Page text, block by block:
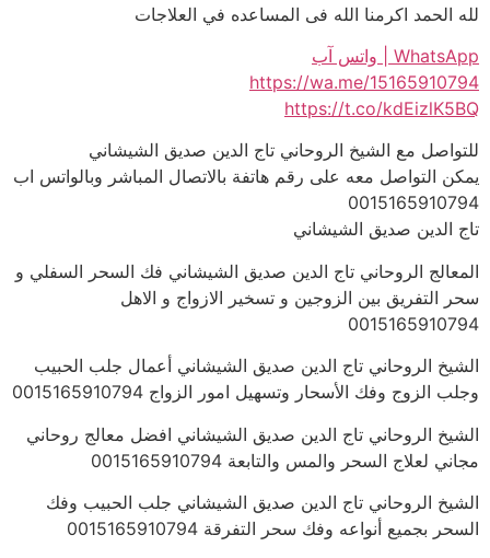
لله الحمد اكرمنا الله فى المساعده في العلاجات
WhatsApp | واتس آب
https://wa.me/15165910794
https://t.co/kdEizlK5BQ
للتواصل مع الشيخ الروحاني تاج الدين صديق الشيشاني
يمكن التواصل معه على رقم هاتفة بالاتصال المباشر وبالواتس اب
0015165910794
تاج الدين صديق الشيشاني
المعالج الروحاني تاج الدين صديق الشيشاني فك السحر السفلي و
سحر التفريق بين الزوجين و تسخير الازواج و الاهل
0015165910794
الشيخ الروحاني تاج الدين صديق الشيشاني أعمال جلب الحبيب
وجلب الزوج وفك الأسحار وتسهيل امور الزواج 0015165910794
الشيخ الروحاني تاج الدين صديق الشيشاني افضل معالج روحاني
مجاني لعلاج السحر والمس والتابعة 0015165910794
الشيخ الروحاني تاج الدين صديق الشيشاني جلب الحبيب وفك
السحر بجميع أنواعه وفك سحر التفرقة 0015165910794